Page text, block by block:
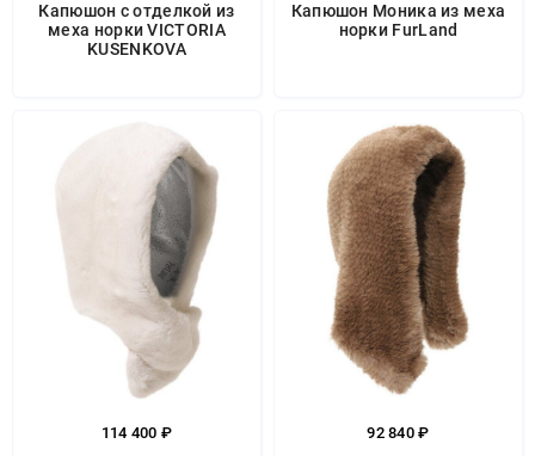
Капюшон с отделкой из
меха норки VICTORIA
KUSENKOVA
Капюшон Моника из меха
норки FurLand
114 400 ₽ 92 840 ₽